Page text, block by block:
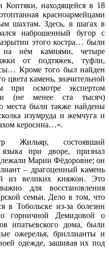
Коптяки, находящейся в 18
красноармейцами
шахтам. Здесь, в шагах в
наброшенный бугор с
этого костра… были
нём камнями, четыре
от подтяжек, туфли,
Кроме того был найден
цвета камень, значительной
при осмотре экспертом
(не менее ста тысяч)
места были также найдены
изумруда и жемчуга и
керосина…».
Жильяр, состоявший
языка при дворе, признал
Марии Фёдоровне; он
– драгоценный камень
из великих княжон. Это
для восстановления
семьи. Дело в том, что
в Тобольске из-за болезни
горничной Демидовой о
ипатьевского дома, были
ожерелья, бриллианты и
одежде, зашивая их под